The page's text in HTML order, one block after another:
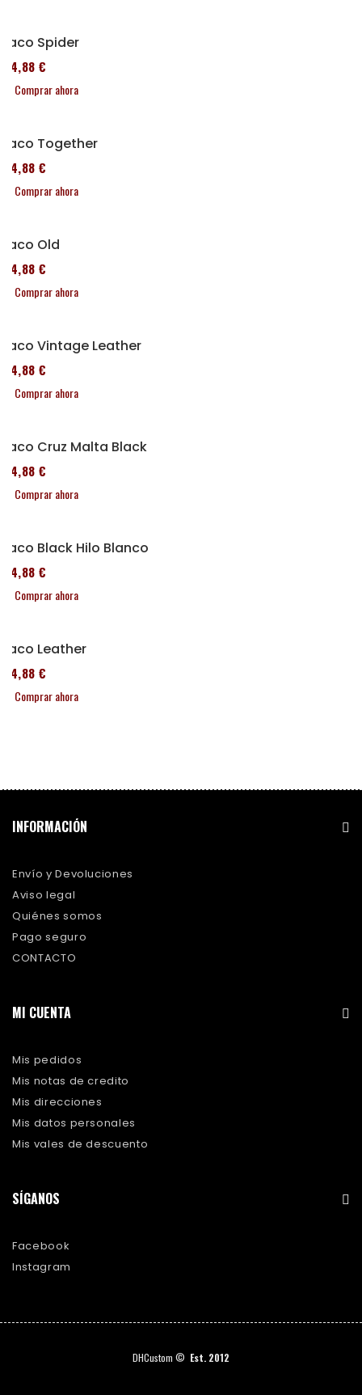
Taco Spider
114,88 €
Comprar ahora
Taco Together
114,88 €
Comprar ahora
Taco Old
114,88 €
Comprar ahora
Taco Vintage Leather
114,88 €
Comprar ahora
Taco Cruz Malta Black
114,88 €
Comprar ahora
Taco Black Hilo Blanco
114,88 €
Comprar ahora
Taco Leather
114,88 €
Comprar ahora
INFORMACIÓN
Envío y Devoluciones
Aviso legal
Quiénes somos
Pago seguro
CONTACTO
MI CUENTA
Mis pedidos
Mis notas de credito
Mis direcciones
Mis datos personales
Mis vales de descuento
SÍGANOS
Facebook
Instagram
DHCustom © Est. 2012